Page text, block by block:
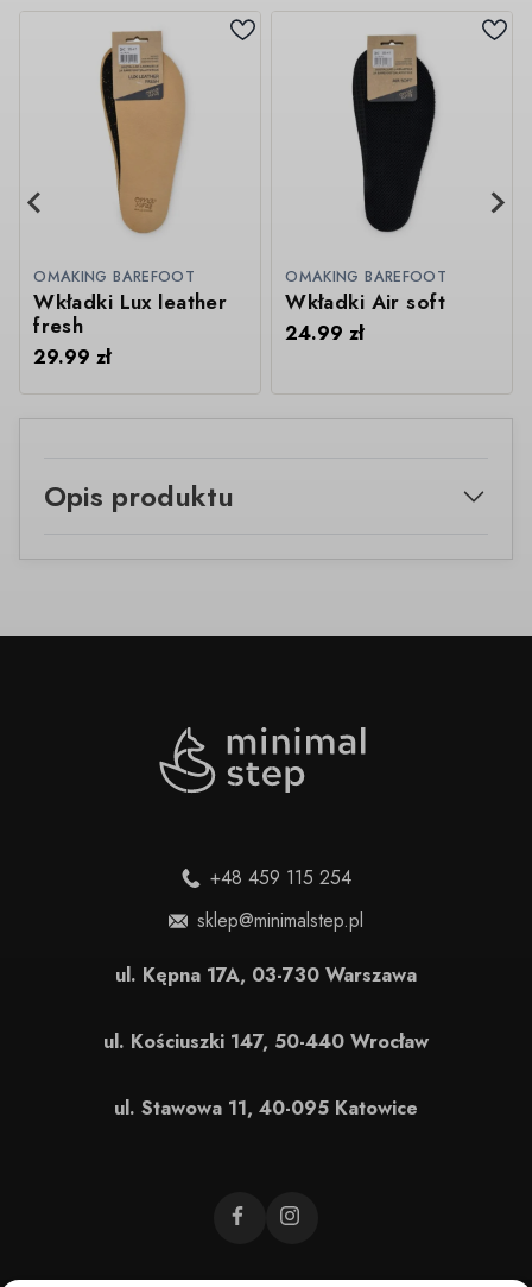
OMAKING BAREFOOT
Wkładki Lux leather
fresh
29.99zł
OMAKING BAREFOOT
Wkładki Air soft
24.99zł
Opis produktu
+48 459 115 254
sklep@minimalstep.pl
ul. Kępna 17A, 03-730 Warszawa
ul. Kościuszki 147, 50-440 Wrocław
ul. Stawowa 11, 40-095 Katowice